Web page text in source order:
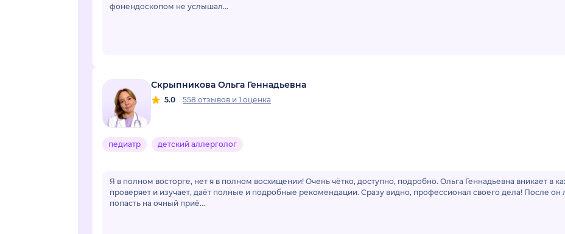
фонендоскопом не услышал...
Скрыпникова Ольга Геннадьевна
5.0 558 отзывов и 1 оценка
педиатр детский аллерголог
Я в полном восторге, нет я в полном восхищении! Очень чётко, доступно, подробно. Ольга Геннадьевна вникает в
проверяет и изучает, даёт полные и подробные рекомендации. Сразу видно, профессионал своего дела! После он
попасть на очный приё...